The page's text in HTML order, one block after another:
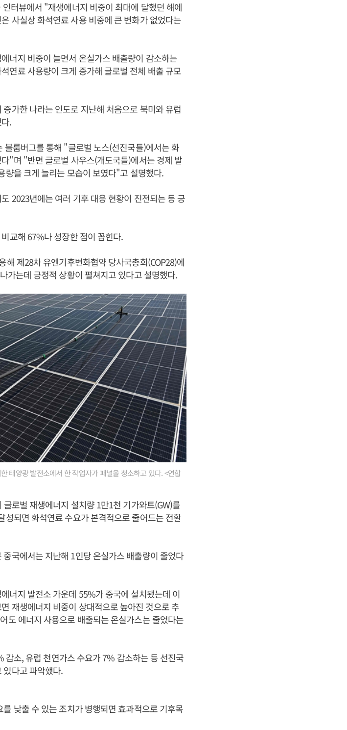
터뷰에서 "재생에너지 비중이 최대에 달했던 해에
사실상 화석연료 사용 비중에 큰 변화가 없었다는
너지 비중이 늘면서 온실가스 배출량이 감소하는
연료 사용량이 크게 증가해 글로벌 전체 배출 규모
가한 나라는 인도로 지난해 처음으로 북미와 유럽
.
블룸버그를 통해 "글로벌 노스(선진국들)에서는 화
"며 "반면 글로벌 사우스(개도국들)에서는 경제 발
량을 크게 늘리는 모습이 보였다"고 설명했다.
2023년에는 여러 기후 대응 현황이 진전되는 등 긍
교해 67%나 성장한 점이 꼽힌다.
해 제28차 유엔기후변화협약 당사국총회(COP28)에
가는데 긍정적 상황이 펼쳐지고 있다고 설명했다.
태양광 발전소에서 한 작업자가 패널을 청소하고 있다. <연합
로벌 재생에너지 설치량 1만1천 기가와트(GW)를
성되면 화석연료 수요가 본격적으로 줄어드는 전환
국에서는 지난해 1인당 온실가스 배출량이 줄었다
너지 발전소 가운데 55%가 중국에 설치됐는데 이
재생에너지 비중이 상대적으로 높아진 것으로 추
도 에너지 사용으로 배출되는 온실가스는 줄었다는
감소, 유럽 천연가스 수요가 7% 감소하는 등 선진국
있다고 파악했다.
낮출 수 있는 조치가 병행되면 효과적으로 기후목